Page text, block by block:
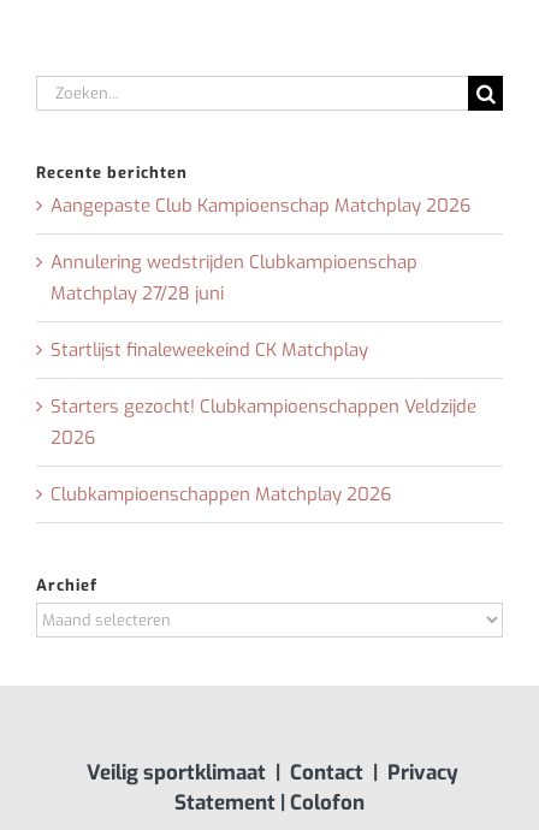
Zoeken
naar:
Recente berichten
Aangepaste Club Kampioenschap Matchplay 2026
Annulering wedstrijden Clubkampioenschap
Matchplay 27/28 juni
Startlijst finaleweekeind CK Matchplay
Starters gezocht! Clubkampioenschappen Veldzijde
2026
Clubkampioenschappen Matchplay 2026
Archief
Archief
Veilig sportklimaat| Contact| Privacy
Statement | Colofon